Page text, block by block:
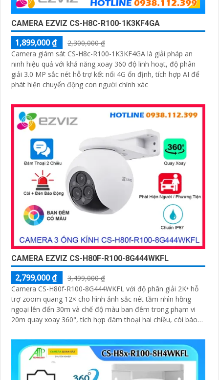
CAMERA EZVIZ CS-H8C-R100-1K3KF4GA
1,899,000 ₫
2,300,000 ₫
Camera giám sát CS-H8c-R100-1K3KF4GA là giải pháp an
ninh hiệu quả với khả năng xoay 360 độ linh hoạt, độ phân
giải 3.0 MP sắc nét hỗ trợ kết nối 4G ổn định, tích hợp AI để
phát hiện chuyển động con người chính xác
CAMERA EZVIZ CS-H80F-R100-8G444WKFL
2,799,000 ₫
3,499,000 ₫
Camera CS-H80f-R100-8G444WKFL với độ phân giải 2K⁺ hỗ
trợ zoom quang 12× cho hình ảnh sắc nét tầm nhìn hồng
ngoại lên đến 30m và chế độ màu ban đêm trong phạm vi
20m quay xoay 360°, tích hợp đàm thoại hai chiều, còi báo
Đạt chuẩn IP67 có khả năng chống bụi, nước, đảm bảo hoạt
động ổn định trong mọi điều kiện thời tiết